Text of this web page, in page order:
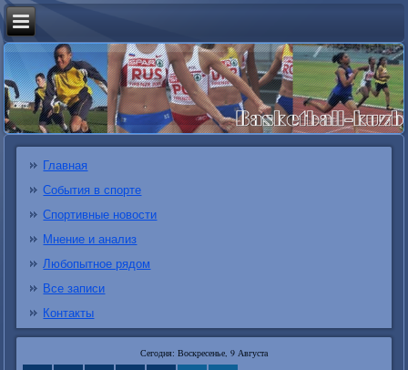
Главная
События в спорте
Спортивные новости
Мнение и анализ
Любопытное рядом
Все записи
Контакты
Сегодня: Воскресенье, 9 Августа